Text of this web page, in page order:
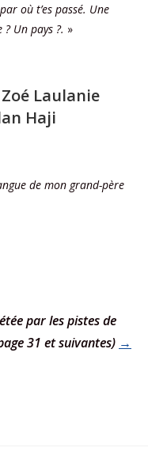
où t’es passé. Une
Un pays ?. »
Laulanie
Haji
de mon grand-père
par les pistes de
31 et suivantes) →